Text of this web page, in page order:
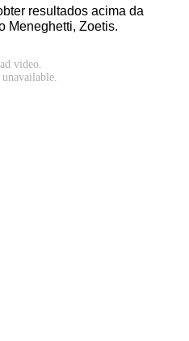
resultados acima da
Meneghetti, Zoetis.